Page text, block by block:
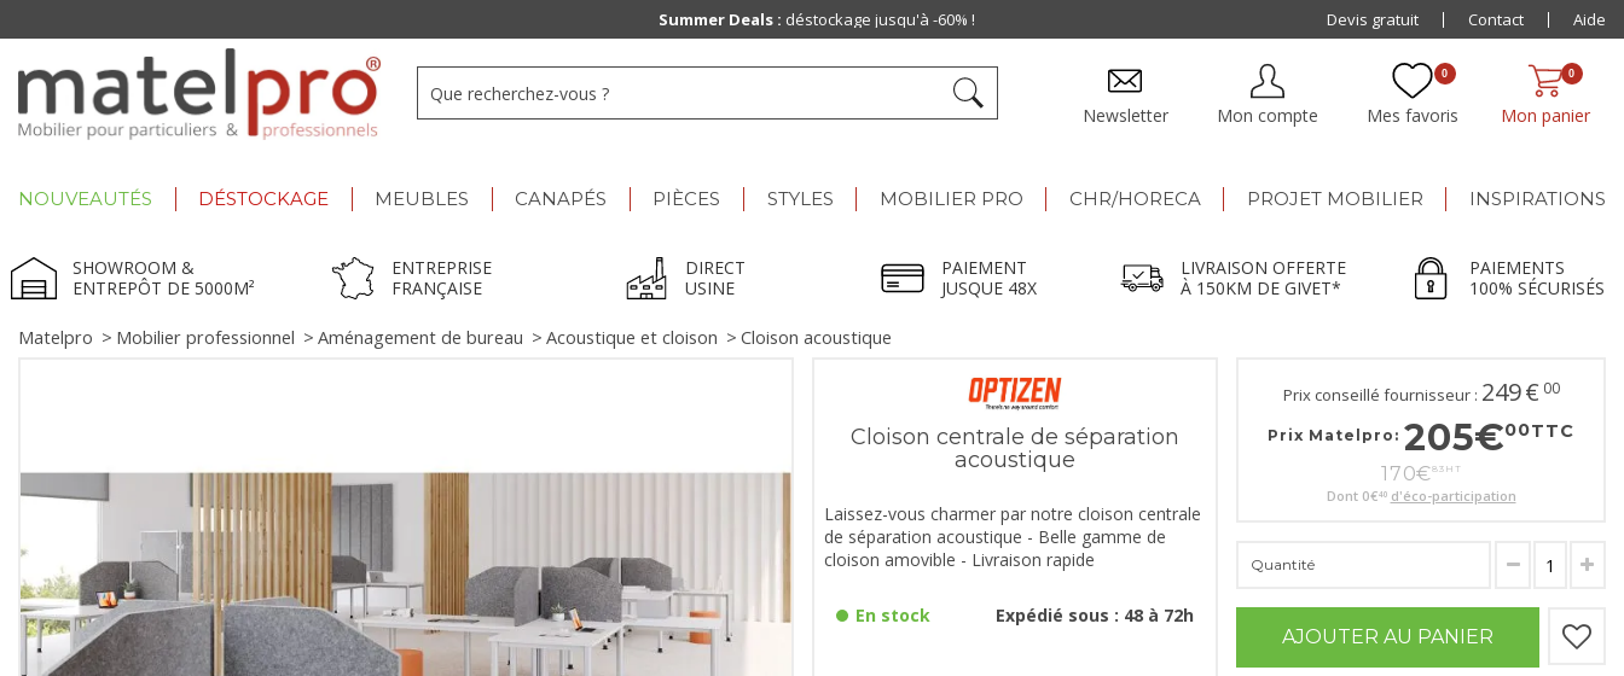
Mon panier
0
Mes favoris
0
Mon compte
Newsletter
NOUVEAUTÉS DÉSTOCKAGE MEUBLES CANAPÉS PIÈCES STYLES MOBILIER PRO CHR/HORECA PROJET MOBILIER INSPIRATIONS
SHOWROOM &
ENTREPÔT DE 5000M²
ENTREPRISE
FRANÇAISE
DIRECT
USINE
PAIEMENT
JUSQUE 48X
LIVRAISON OFFERTE
À 150KM DE GIVET*
PAIEMENTS
100% SÉCURISÉS
Matelpro > Mobilier professionnel > Aménagement de bureau > Acoustique et cloison > Cloison acoustique
Cloison centrale de séparation
acoustique
Laissez-vous charmer par notre cloison centrale
de séparation acoustique - Belle gamme de
cloison amovible - Livraison rapide
En stock Expédié sous : 48 à 72h
Prix conseillé fournisseur : 249€ 00
Prix Matelpro: 205€00TTC
170€83 HT
Dont 0€40 d'éco-participation
Quantité
AJOUTER AU PANIER
Summer Deals : déstockage jusqu'à -60% ! Paiement jusqu'à48x
Devis gratuit Contact Aide